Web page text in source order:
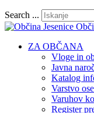
Search ...
ZA OBČANA
Vloge in
Javna
Katalog
Varstvo
Varuhov
Register